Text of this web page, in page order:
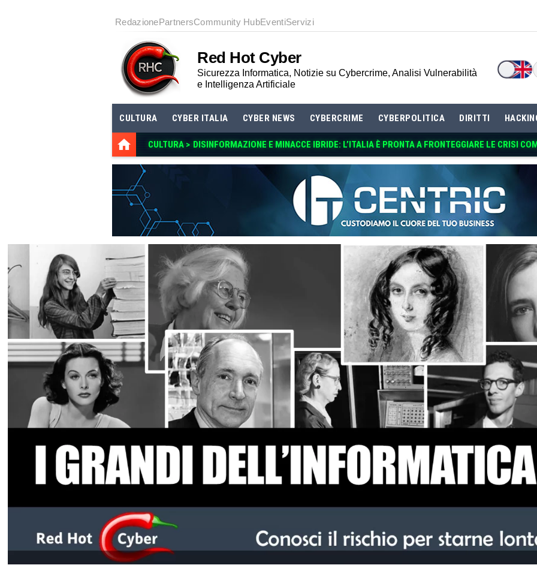
RedazionePartnersCommunity HubEventiServizi
Red Hot Cyber
Sicurezza Informatica, Notizie su Cybercrime, Analisi Vulnerabilità
e Intelligenza Artificiale
CULTURA CYBER ITALIA CYBER NEWS CYBERCRIME CYBERPOLITICA DIRITTI
CULTURA > DISINFORMAZIONE E MINACCE IBRIDE: L’ITALIA È PRONTA A FRONTEGGIARE LE CRISI